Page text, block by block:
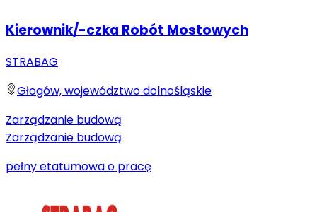
Kierownik/-czka Robót Mostowych
STRABAG
Głogów, województwo dolnośląskie
Zarządzanie budową
Zarządzanie budową
pełny etatumowa o pracę